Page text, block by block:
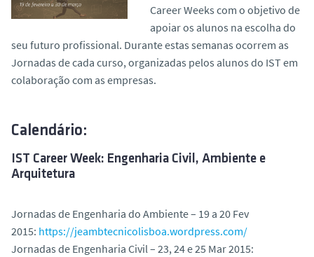
Career Weeks com o objetivo de
apoiar os alunos na escolha do
seu futuro profissional. Durante estas semanas ocorrem as
Jornadas de cada curso, organizadas pelos alunos do IST em
colaboração com as empresas.
Calendário:
IST Career Week: Engenharia Civil, Ambiente e
Arquitetura
Jornadas de Engenharia do Ambiente – 19 a 20 Fev
2015: https://jeambtecnicolisboa.wordpress.com/
Jornadas de Engenharia Civil – 23, 24 e 25 Mar 2015: